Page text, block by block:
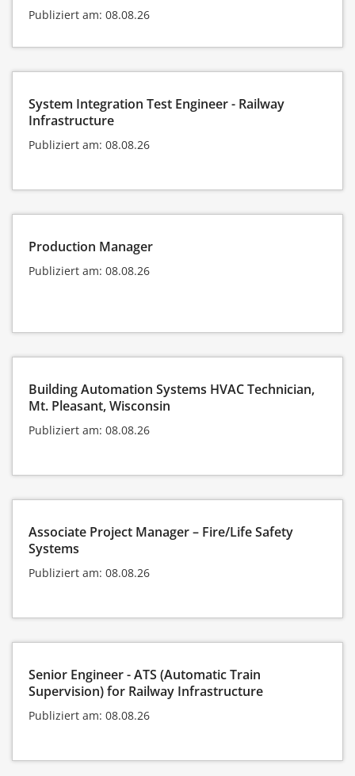
Publiziert am: 08.08.26
System Integration Test Engineer - Railway
Infrastructure
Publiziert am: 08.08.26
Production Manager
Publiziert am: 08.08.26
Building Automation Systems HVAC Technician,
Mt. Pleasant, Wisconsin
Publiziert am: 08.08.26
Associate Project Manager – Fire/Life Safety
Systems
Publiziert am: 08.08.26
Senior Engineer - ATS (Automatic Train
Supervision) for Railway Infrastructure
Publiziert am: 08.08.26